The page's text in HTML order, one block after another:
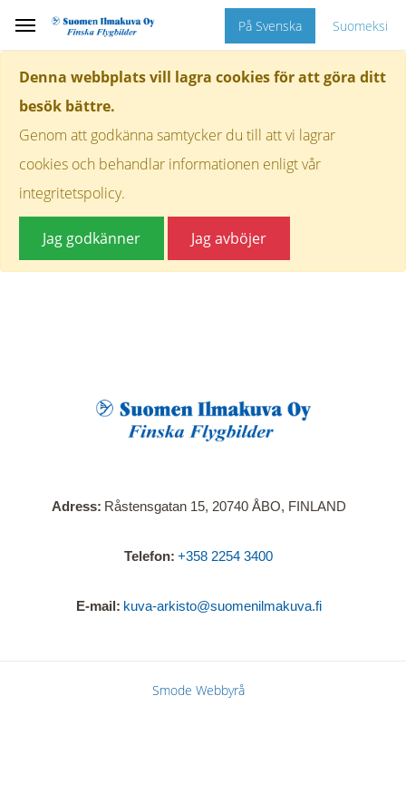
Denna webbplats vill lagra cookies för att göra ditt
besök bättre.
Genom att godkänna samtycker du till att vi lagrar
cookies och behandlar informationen enligt vår
integritetspolicy.
Jag godkänner Jag avböjer
På Svenska Suomeksi
Adress Råstensgatan 15, 20740 ÅBO, FINLAND
Telefon +358 2254 3400
E-mail kuva-arkisto@suomenilmakuva.fi
Smode Webbyrå